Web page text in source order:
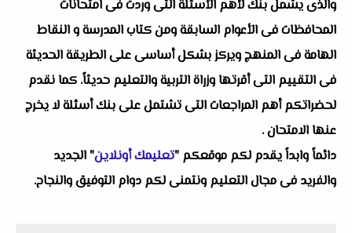
والذى يشمل بنك لأهم الأسئلة التى وردت فى امتحانات
المحافظات فى الأعوام السابقة ومن كتاب المدرسة و النقاط
الهامة فى المنهج ويركز بشكل أساسى على الطريقة الحديثة
فى التقييم التى أقرتها وزراة التربية والتعليم حديثاً. كما نقدم
لحضراتكم أهم المراجعات التى تشتمل على بنك أسئلة لا يخرج
عنها الامتحان .
دائماً وابداً يقدم لكم موقعكم "تعليمك أونلاين" الجديد
والفريد فى مجال التعليم ونتمنى لكم دوام التوفيق والنجاح.